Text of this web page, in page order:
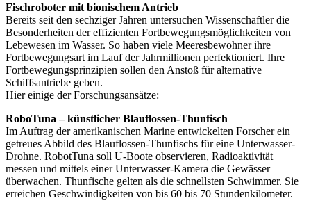
Fischroboter mit bionischem Antrieb
Bereits seit den sechziger Jahren untersuchen Wissenschaftler die
Besonderheiten der effizienten Fortbewegungsmöglichkeiten von
Lebewesen im Wasser. So haben viele Meeresbewohner ihre
Fortbewegungsart im Lauf der Jahrmillionen perfektioniert. Ihre
Fortbewegungsprinzipien sollen den Anstoß für alternative
Schiffsantriebe geben.
Hier einige der Forschungsansätze:
RoboTuna – künstlicher Blauflossen-Thunfisch
Im Auftrag der amerikanischen Marine entwickelten Forscher ein
getreues Abbild des Blauflossen-Thunfischs für eine Unterwasser-
Drohne. RobotTuna soll U-Boote observieren, Radioaktivität
messen und mittels einer Unterwasser-Kamera die Gewässer
überwachen. Thunfische gelten als die schnellsten Schwimmer. Sie
erreichen Geschwindigkeiten von bis 60 bis 70 Stundenkilometer.